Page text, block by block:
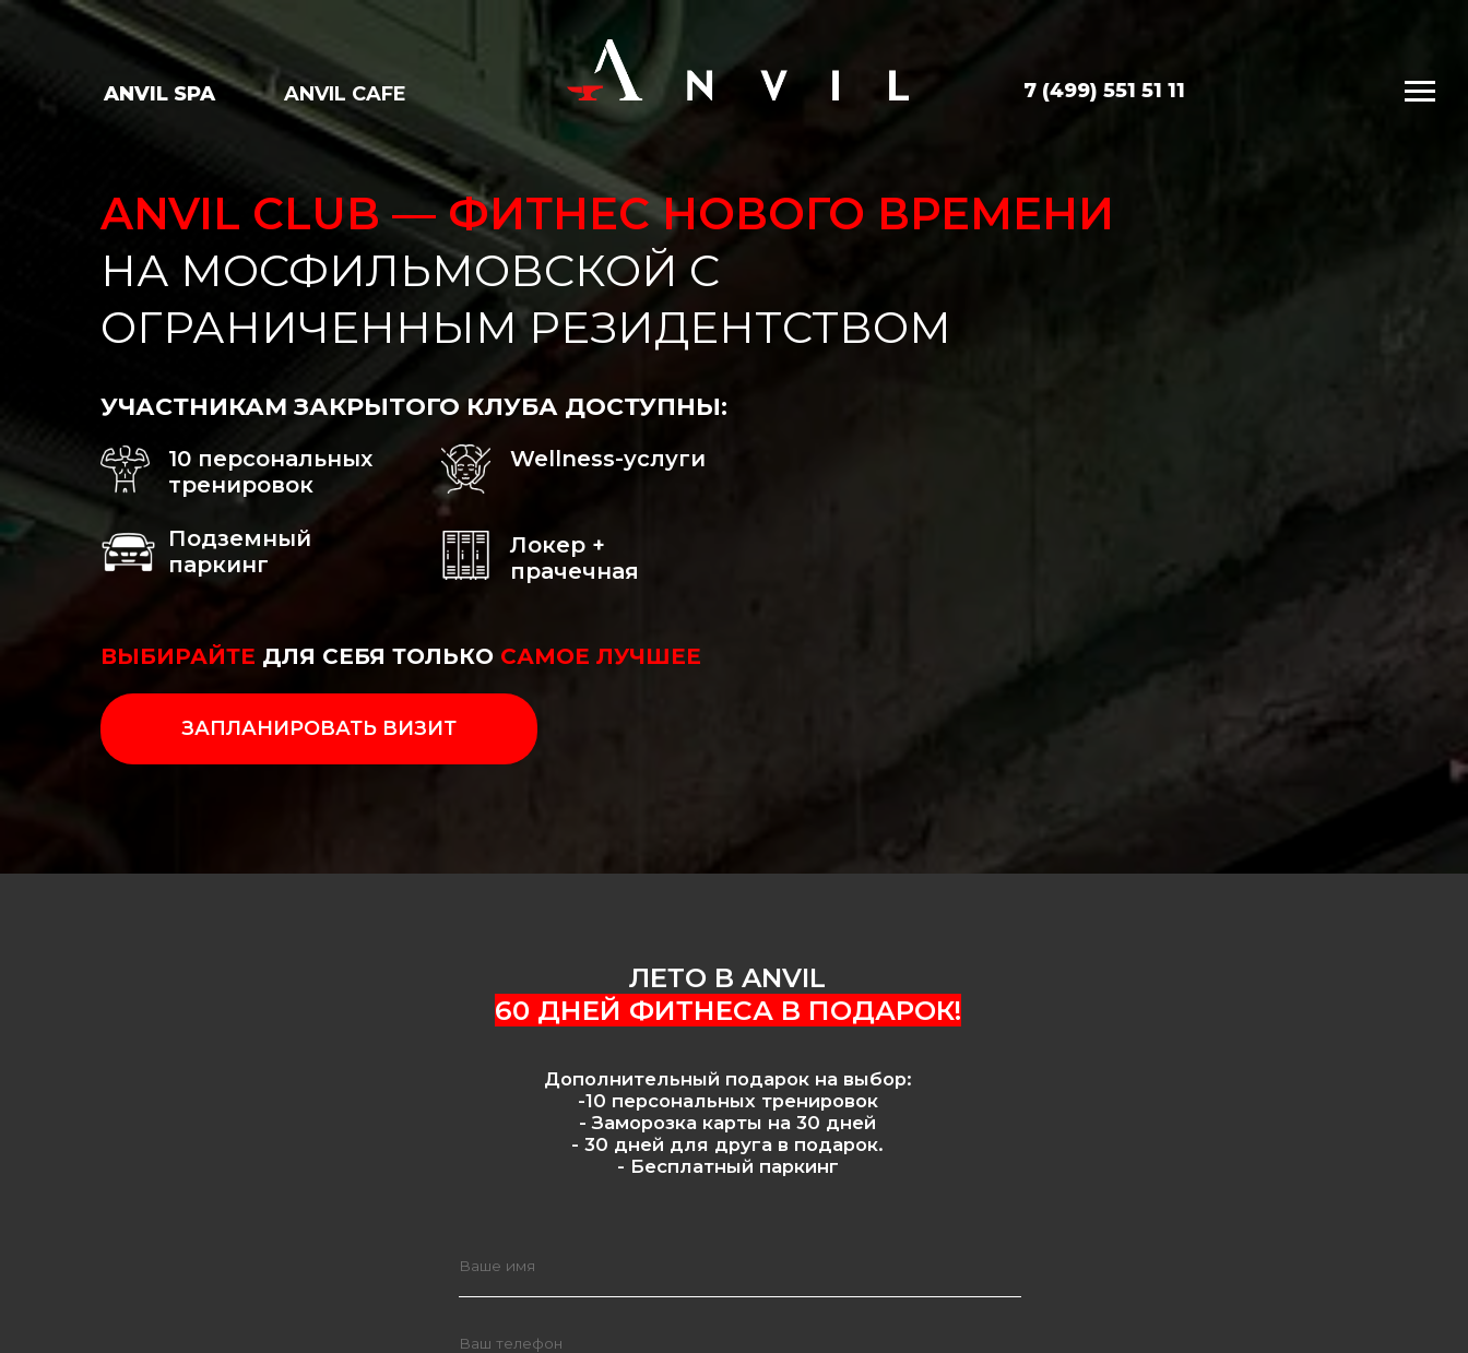
ВЫБИРАЙТЕ ДЛЯ СЕБЯ ТОЛЬКО САМОЕ ЛУЧШЕЕ
ANVIL SPA ANVIL CAFE 7 (499) 551 51 11
ЗАПЛАНИРОВАТЬ ВИЗИТ
ANVIL CLUB — ФИТНЕС НОВОГО ВРЕМЕНИ
НА МОСФИЛЬМОВСКОЙ С
ОГРАНИЧЕННЫМ РЕЗИДЕНТСТВОМ
УЧАСТНИКАМ ЗАКРЫТОГО КЛУБА ДОСТУПНЫ:
10 персональных
тренировок
Wellness-услуги
Локер +
прачечная
Подземный
паркинг
ЛЕТО В ANVIL
-10 персональных тренировок
- Заморозка карты на 30 дней
- 30 дней для друга в подарок.